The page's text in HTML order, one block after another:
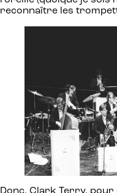
reconnaître les